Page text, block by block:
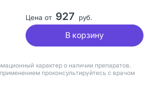
Цена от 927 руб.
В корзину
характер о наличии препаратов.
проконсультируйтесь с врачом